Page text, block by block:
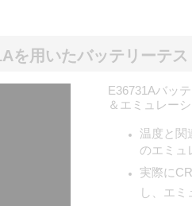
を用いたバッテリーテ
E36731Aバッ
＆エミュレー
温度と関
のエミュ
実際に
し、エミ